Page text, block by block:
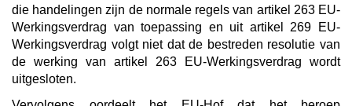
die handelingen zijn de normale regels van artikel 263 EU-
Werkingsverdrag van toepassing en uit artikel 269 EU-
Werkingsverdrag volgt niet dat de bestreden resolutie van
de werking van artikel 263 EU-Werkingsverdrag wordt
uitgesloten.